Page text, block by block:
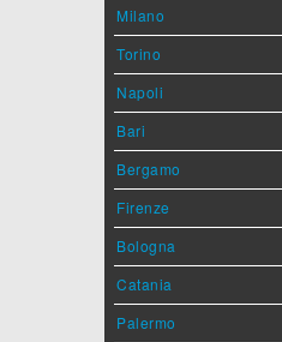
Milano
Torino
Napoli
Bari
Bergamo
Firenze
Bologna
Catania
Palermo